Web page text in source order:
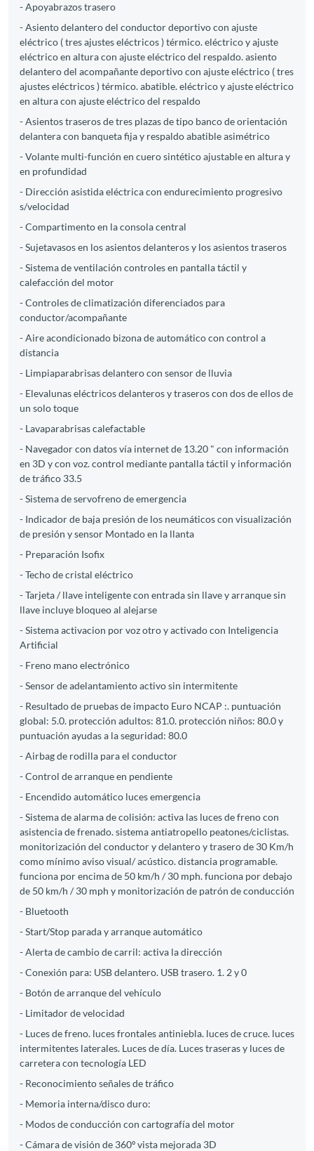
- Apoyabrazos trasero
- Asiento delantero del conductor deportivo con ajuste
eléctrico ( tres ajustes eléctricos ) térmico. eléctrico y ajuste
eléctrico en altura con ajuste eléctrico del respaldo. asiento
delantero del acompañante deportivo con ajuste eléctrico ( tres
ajustes eléctricos ) térmico. abatible. eléctrico y ajuste eléctrico
en altura con ajuste eléctrico del respaldo
- Asientos traseros de tres plazas de tipo banco de orientación
delantera con banqueta fija y respaldo abatible asimétrico
- Volante multi-función en cuero sintético ajustable en altura y
en profundidad
- Dirección asistida eléctrica con endurecimiento progresivo
s/velocidad
- Compartimento en la consola central
- Sujetavasos en los asientos delanteros y los asientos traseros
- Sistema de ventilación controles en pantalla táctil y
calefacción del motor
- Controles de climatización diferenciados para
conductor/acompañante
- Aire acondicionado bizona de automático con control a
distancia
- Limpiaparabrisas delantero con sensor de lluvia
- Elevalunas eléctricos delanteros y traseros con dos de ellos de
un solo toque
- Lavaparabrisas calefactable
- Navegador con datos vía internet de 13.20 " con información
en 3D y con voz. control mediante pantalla táctil y información
de tráfico 33.5
- Sistema de servofreno de emergencia
- Indicador de baja presión de los neumáticos con visualización
de presión y sensor Montado en la llanta
- Preparación Isofix
- Techo de cristal eléctrico
- Tarjeta / llave inteligente con entrada sin llave y arranque sin
llave incluye bloqueo al alejarse
- Sistema activacion por voz otro y activado con Inteligencia
Artificial
- Freno mano electrónico
- Sensor de adelantamiento activo sin intermitente
- Resultado de pruebas de impacto Euro NCAP :. puntuación
global: 5.0. protección adultos: 81.0. protección niños: 80.0 y
puntuación ayudas a la seguridad: 80.0
- Airbag de rodilla para el conductor
- Control de arranque en pendiente
- Encendido automático luces emergencia
- Sistema de alarma de colisión: activa las luces de freno con
asistencia de frenado. sistema antiatropello peatones/ciclistas.
monitorización del conductor y delantero y trasero de 30 Km/h
como mínimo aviso visual/ acústico. distancia programable.
funciona por encima de 50 km/h / 30 mph. funciona por debajo
de 50 km/h / 30 mph y monitorización de patrón de conducción
- Bluetooth
- Start/Stop parada y arranque automático
- Alerta de cambio de carril: activa la dirección
- Conexión para: USB delantero. USB trasero. 1. 2 y 0
- Botón de arranque del vehículo
- Limitador de velocidad
- Luces de freno. luces frontales antiniebla. luces de cruce. luces
intermitentes laterales. Luces de día. Luces traseras y luces de
carretera con tecnología LED
- Reconocimiento señales de tráfico
- Memoria interna/disco duro:
- Modos de conducción con cartografía del motor
- Cámara de visión de 360º vista mejorada 3D